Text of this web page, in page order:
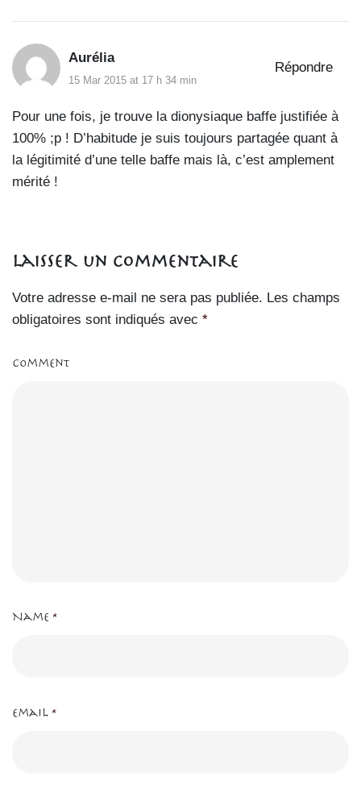
Aurélia
15 Mar 2015 at 17 h 34 min
Répondre
Pour une fois, je trouve la dionysiaque baffe justifiée à
100% ;p ! D’habitude je suis toujours partagée quant à
la légitimité d’une telle baffe mais là, c’est amplement
mérité !
Laisser un commentaire
Votre adresse e-mail ne sera pas publiée. Les champs
obligatoires sont indiqués avec *
Comment
Name *
Email *